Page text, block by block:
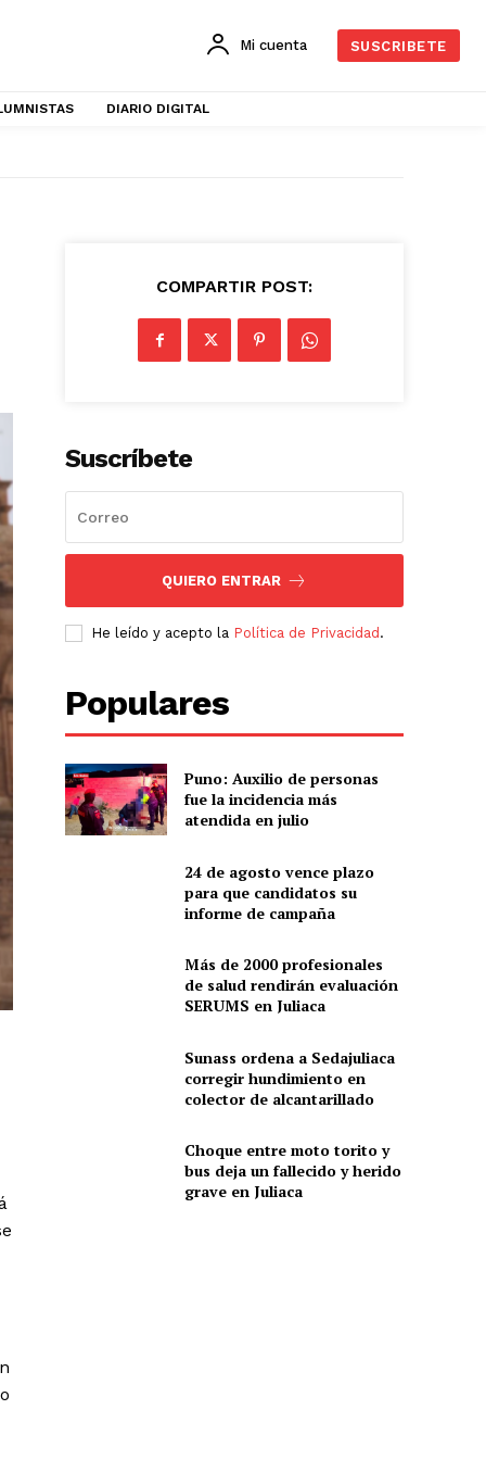
Mi cuenta SUSCRIBETE
DIARIO DIGITAL
COMPARTIR POST:
Suscríbete
QUIERO ENTRAR
He leído y acepto la Política de Privacidad .
Populares
Puno: Auxilio de personas
fue la incidencia más
atendida en julio
24 de agosto vence plazo
para que candidatos su
informe de campaña
Más de 2000 profesionales
de salud rendirán evaluación
SERUMS en Juliaca
Sunass ordena a Sedajuliaca
corregir hundimiento en
colector de alcantarillado
Choque entre moto torito y
bus deja un fallecido y herido
grave en Juliaca